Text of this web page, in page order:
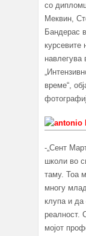
со
Меквин,
Бандерас
навлегува
време“,
-„Сент
школи во
таму. Тоа
многу
клупа и
реалност.
мојот